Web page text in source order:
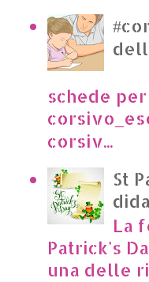
1.
schede
corsiv...
St
La
Patrick's
una delle